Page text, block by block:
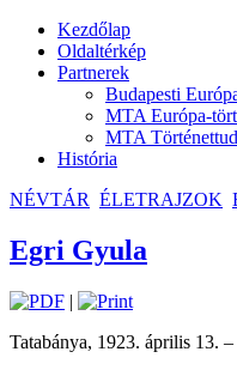
Kezdőlap
Oldaltérkép
Partnerek
Budapesti
MTA Európa-
MTA
História
NÉVTÁR ÉLETRAJZOK
Egri Gyula
|
Tatabánya, 1923. április 13.